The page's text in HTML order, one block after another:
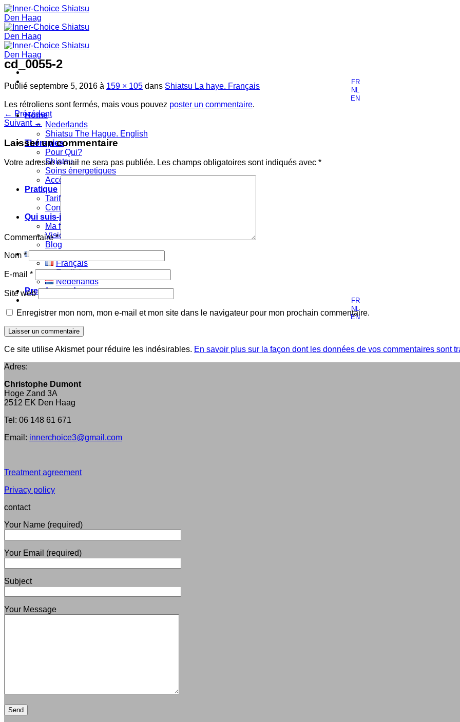
Passer
au
contenu
FR
NL
EN
Home
Nederlands
Shiatsu The Hague. English
Thérapies
Pour Qui?
Shiatsu –
Soins énergetiques
Accompagnement par l’art
Pratique
Tarifs
Contact
Qui suis-je?
Ma formation
Vision
Blog
Français
Français
English
Nederlands
Prendre rendez-vous
FR
NL
EN
cd_0055-2
Publié septembre 5, 2016 à 159 × 105 dans Shiatsu La haye. Français
Les rétroliens sont fermés, mais vous pouvez poster un commentaire.
← Précédent
Suivant →
Laisser un commentaire
Votre adresse e-mail ne sera pas publiée. Les champs obligatoires sont indiqués avec *
Commentaire*
Nom *
E-mail *
Site web
Enregistrer mon nom, mon e-mail et mon site dans le navigateur pour mon prochain commentaire.
Ce site utilise Akismet pour réduire les indésirables. En savoir plus sur la façon dont les données de vos commentaires sont
Adres:
Christophe Dumont
Hoge Zand 3A
2512 EK Den Haag
Tel: 06 148 61 671
Email: innerchoice3@gmail.com
Treatment agreement
Privacy policy
contact
Your Name (required)
Your Email (required)
Subject
Your Message